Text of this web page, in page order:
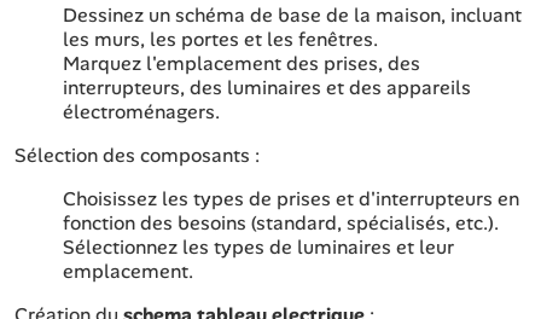
Dessinez un schéma de base de la maison, incluant
les murs, les portes et les fenêtres.
Marquez l'emplacement des prises, des
interrupteurs, des luminaires et des appareils
électroménagers.
Sélection des composants :
Choisissez les types de prises et d'interrupteurs en
fonction des besoins (standard, spécialisés, etc.).
Sélectionnez les types de luminaires et leur
emplacement.